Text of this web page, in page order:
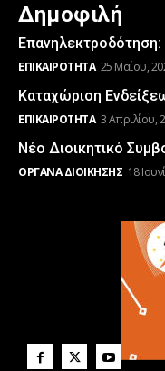
Δημοφιλή
Επανηλεκτροδότηση:
ΕΠΙΚΑΙΡΌΤΗΤΑ 25 Μαΐου,
Καταχώριση
ΕΠΙΚΑΙΡΌΤΗΤΑ 3 Απριλίου,
Νέο Διοικητικό
ΌΡΓΑΝΑ ΔΙΟΊΚΗΣΗΣ 18